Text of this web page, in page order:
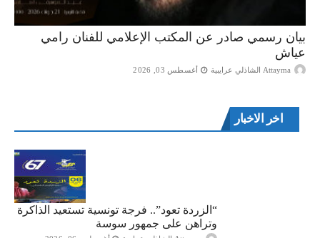
بيان رسمي صادر عن المكتب الإعلامي للفنان رامي
عياش
Attayma الشاذلي عرايبية أغسطس 03, 2026
اخر الاخبار
“الزردة تعود”.. فرجة تونسية تستعيد الذاكرة
وتراهن على جمهور سوسة